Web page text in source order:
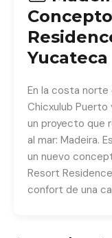
Yucateca
En la costa norte
Chicxulub
un proyecto que
al mar: Madeira.
un nuevo
Resort
confort de una